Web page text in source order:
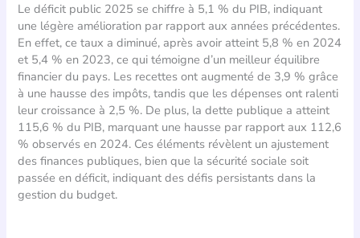
Le déficit public 2025 se chiffre à 5,1 % du PIB, indiquant
une légère amélioration par rapport aux années précédentes.
En effet, ce taux a diminué, après avoir atteint 5,8 % en 2024
et 5,4 % en 2023, ce qui témoigne d’un meilleur équilibre
financier du pays. Les recettes ont augmenté de 3,9 % grâce
à une hausse des impôts, tandis que les dépenses ont ralenti
leur croissance à 2,5 %. De plus, la dette publique a atteint
115,6 % du PIB, marquant une hausse par rapport aux 112,6
% observés en 2024. Ces éléments révèlent un ajustement
des finances publiques, bien que la sécurité sociale soit
passée en déficit, indiquant des défis persistants dans la
gestion du budget.